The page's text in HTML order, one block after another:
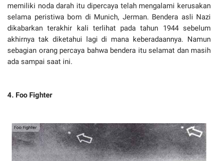
memiliki noda darah itu dipercaya telah mengalami kerusakan
selama peristiwa bom di Munich, Jerman. Bendera asli Nazi
dikabarkan terakhir kali terlihat pada tahun 1944 sebelum
akhirnya tak diketahui lagi di mana keberadaannya. Namun
sebagian orang percaya bahwa bendera itu selamat dan masih
ada sampai saat ini.
4. Foo Fighter